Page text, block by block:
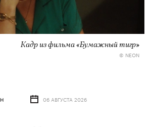
Кадр из фильма «Бумажный тигр»
© NEON
06 АВГУСТА 2026